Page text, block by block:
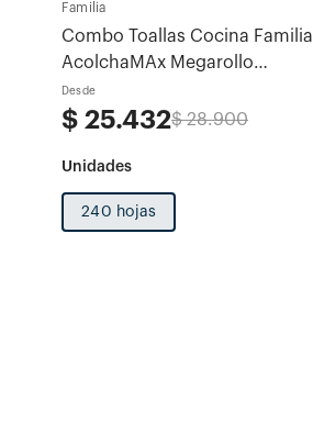
Familia
Combo Toallas Cocina Familia
AcolchaMAx Megarollo
Decoradas 2 rollos x 120 hojas
Desde
$ 25.432$ 28.900
240 hojas